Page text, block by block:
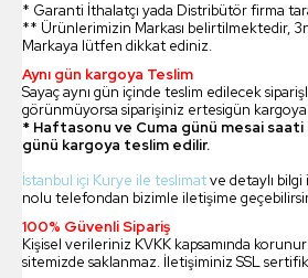
* Garanti İthalatçı yada Distribütör firma
** Ürünlerimizin Markası belirtilmektedir,
Markaya lütfen dikkat ediniz.
Aynı gün kargoya Teslim
Sayaç aynı gün içinde teslim edilecek
görünmüyorsa siparişiniz ertesigün
* Haftasonu ve Cuma günü mesai saati
günü kargoya teslim edilir.
İstanbul içi Kurye ile teslimatve detaylı bilgi
nolu telefondan bizimle iletişime
100% Güvenli Sipariş
Kişisel verileriniz KVKK kapsamında
sitemizde saklanmaz. İletişiminiz SSL